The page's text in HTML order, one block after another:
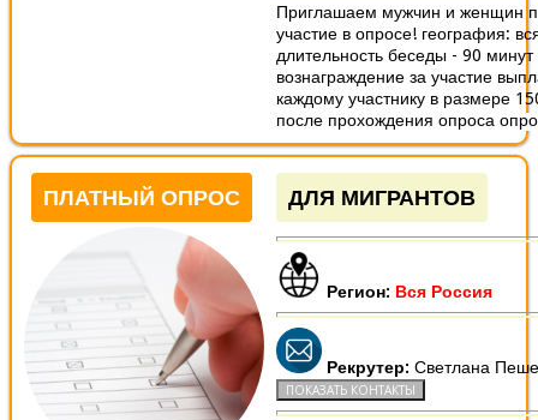
Приглашаем мужчин и женщин
участие в опросе! география:
длительность беседы - 90 минут
вознаграждение за участие
каждому участнику в размере
после прохождения опроса
ПЛАТНЫЙ ОПРОС ДЛЯ МИГРАНТОВ
Регион: Вся Россия
Рекрутер: Светлана